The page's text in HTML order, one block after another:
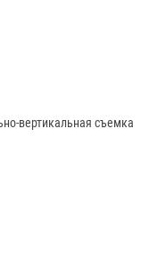
вертикальная съемка